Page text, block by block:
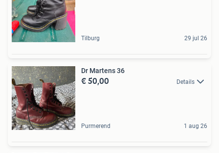
Tilburg 29 jul 26
Dr Martens 36
€ 50,00 Details
Purmerend 1 aug 26